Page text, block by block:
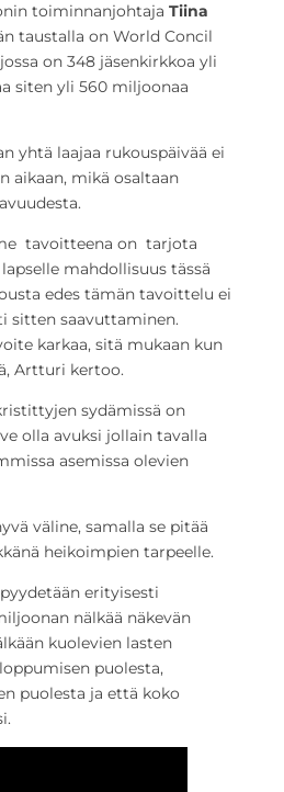
toiminnanjohtaja Tiina
taustalla on World Concil
on 348 jäsenkirkkoa yli
siten yli 560 miljoonaa
yhtä laajaa rukouspäivää ei
aikaan, mikä osaltaan
tavoitteena on tarjota
mahdollisuus tässä
edes tämän tavoittelu ei
sitten saavuttaminen.
karkaa, sitä mukaan kun
Artturi kertoo.
sydämissä on
olla avuksi jollain tavalla
asemissa olevien
väline, samalla se pitää
heikoimpien tarpeelle.
pyydetään erityisesti
nälkää näkevän
kuolevien lasten
puolesta,
puolesta ja että koko